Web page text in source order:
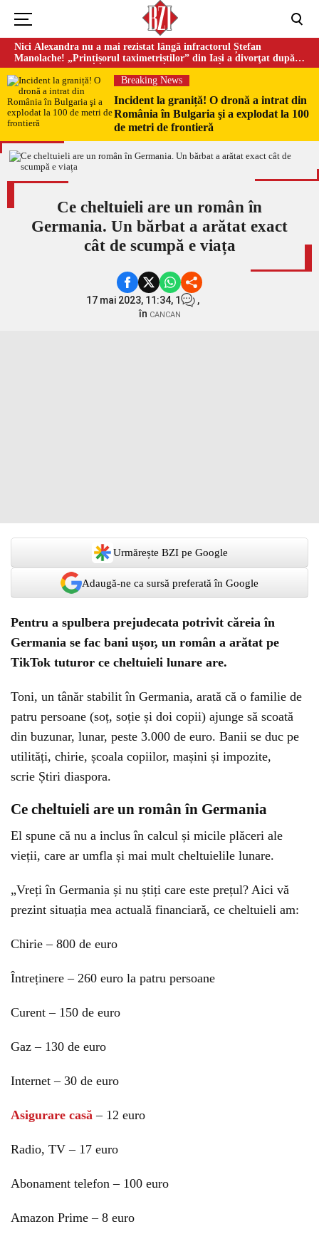
Nici Alexandra nu a mai rezistat lângă infractorul Ștefan
Manolache! „Prințișorul taximetriștilor” din Iași a divorţat după
doi ani de căsnicie
Breaking News
Incident la graniță! O dronă a intrat din
România în Bulgaria şi a explodat la 100
de metri de frontieră
Ce cheltuieli are un român în
Germania. Un bărbat a arătat exact
cât de scumpă e viața
17 mai 2023, 11:34, 1
,
în CANCAN
Urmărește BZI pe Google
Adaugă-ne ca sursă preferată în Google
Pentru a spulbera prejudecata potrivit căreia în
Germania se fac bani ușor, un român a arătat pe
TikTok tuturor ce cheltuieli lunare are.
Toni, un tânăr stabilit în Germania, arată că o familie de
patru persoane (soț, soție și doi copii) ajunge să scoată
din buzunar, lunar, peste 3.000 de euro. Banii se duc pe
utilități, chirie, școala copiilor, mașini și impozite,
scrie Știri diaspora.
Ce cheltuieli are un român în Germania
El spune că nu a inclus în calcul și micile plăceri ale
vieții, care ar umfla și mai mult cheltuielile lunare.
„Vreți în Germania și nu știți care este prețul? Aici vă
prezint situația mea actuală financiară, ce cheltuieli am:
Chirie – 800 de euro
Întreținere – 260 euro la patru persoane
Curent – 150 de euro
Gaz – 130 de euro
Internet – 30 de euro
Asigurare casă – 12 euro
Radio, TV – 17 euro
Abonament telefon – 100 euro
Amazon Prime – 8 euro